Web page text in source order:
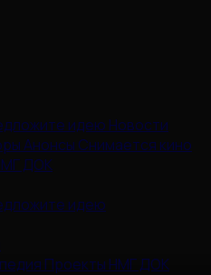
идею Новости
Анонсы Снимается кино
ДОК
идею
Проекты НМГ ДОК